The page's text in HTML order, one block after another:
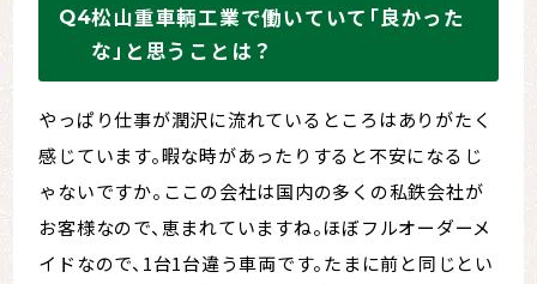
松山重車輌工業で働いていて「良かった
な」と思うことは？
やっぱり仕事が潤沢に流れているところはありがたく
感じています。暇な時があったりすると不安になるじ
ゃないですか。ここの会社は国内の多くの私鉄会社が
お客様なので、恵まれていますね。ほぼフルオーダーメ
イドなので、1台1台違う車両です。たまに前と同じとい